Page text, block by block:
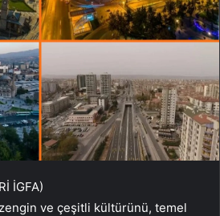
İGFA)
ve çeşitli kültürünü, temel